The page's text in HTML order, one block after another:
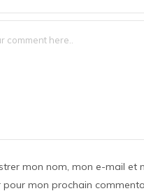
mon nom, mon e-mail et
pour mon prochain